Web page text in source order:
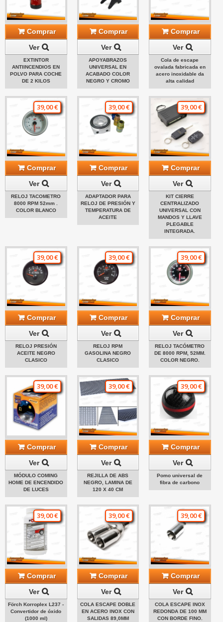
Comprar
Ver
EXTINTOR
ANTIINCENDIOS EN
POLVO PARA COCHE
DE 2 KILOS
Comprar
Ver
APOYABRAZOS
UNIVERSAL EN
ACABADO COLOR
NEGRO Y CROMO
Comprar
Ver
Cola de escape
ovalada fabricada en
acero inoxidable da
alta calidad
39,00 €
Comprar
Ver
RELOJ TACOMETRO
8000 RPM 52mm .
COLOR BLANCO
39,00 €
Comprar
Ver
ADAPTADOR PARA
RELOJ DE PRESIÓN Y
TEMPERATURA DE
ACEITE
39,00 €
Comprar
Ver
KIT CIERRE
CENTRALIZADO
UNIVERSAL CON
MANDOS Y LLAVE
PLEGABLE
INTEGRADA.
39,00 €
Comprar
Ver
RELOJ PRESIÓN
ACEITE NEGRO
CLASICO
39,00 €
Comprar
Ver
RELOJ RPM
GASOLINA NEGRO
CLASICO
39,00 €
Comprar
Ver
RELOJ TACÓMETRO
DE 8000 RPM, 52MM.
COLOR NEGRO.
39,00 €
Comprar
Ver
MÓDULO COMING
HOME DE ENCENDIDO
DE LUCES
39,00 €
Comprar
Ver
REJILLA DE ABS
NEGRO, LAMINA DE
120 X 40 CM
39,00 €
Comprar
Ver
Pomo universal de
fibra de carbono
39,00 €
Comprar
Ver
Förch Korroplex L237 -
Convertidor de óxido
(1000 ml)
39,00 €
Comprar
Ver
COLA ESCAPE DOBLE
EN ACERO INOX CON
SALIDAS 89,0MM
39,00 €
Comprar
Ver
COLA ESCAPE INOX
REDONDA DE 100 MM
CON BORDE FINO.